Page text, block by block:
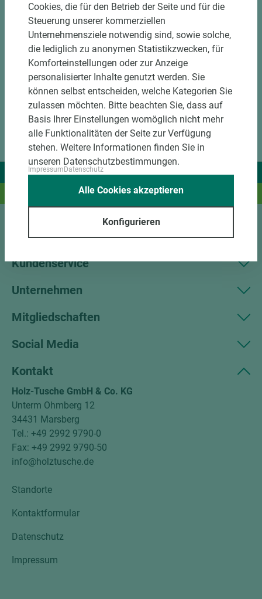
DOWNLOADS
Wir liefern Ideen.
Und das passende Holz dazu.
Sortiment
Kundenservice
Unternehmen
Mitgliedschaften
Social Media
Kontakt
Holz-Tusche GmbH & Co. KG
Unterm Ohmberg 12
34431 Marsberg
Tel.: +49 2992 9790-0
Fax: +49 2992 9790-50
info@holztusche.de
Standorte
Kontaktformular
Datenschutz
Impressum
Cookies, die für den Betrieb der Seite und für die
Steuerung unserer kommerziellen
Unternehmensziele notwendig sind, sowie solche,
die lediglich zu anonymen Statistikzwecken, für
Komforteinstellungen oder zur Anzeige
personalisierter Inhalte genutzt werden. Sie
können selbst entscheiden, welche Kategorien Sie
zulassen möchten. Bitte beachten Sie, dass auf
Basis Ihrer Einstellungen womöglich nicht mehr
alle Funktionalitäten der Seite zur Verfügung
stehen. Weitere Informationen finden Sie in
unseren Datenschutzbestimmungen.
ImpressumDatenschutz
Konfigurieren
Alle Cookies akzeptieren